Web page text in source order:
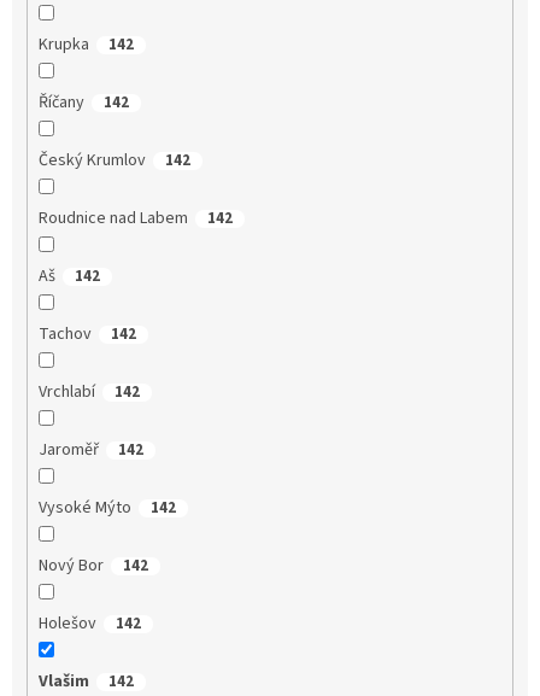
Krupka 142
Říčany 142
Český Krumlov 142
Roudnice nad Labem 142
Aš 142
Tachov 142
Vrchlabí 142
Jaroměř 142
Vysoké Mýto 142
Nový Bor 142
Holešov 142
Vlašim 142